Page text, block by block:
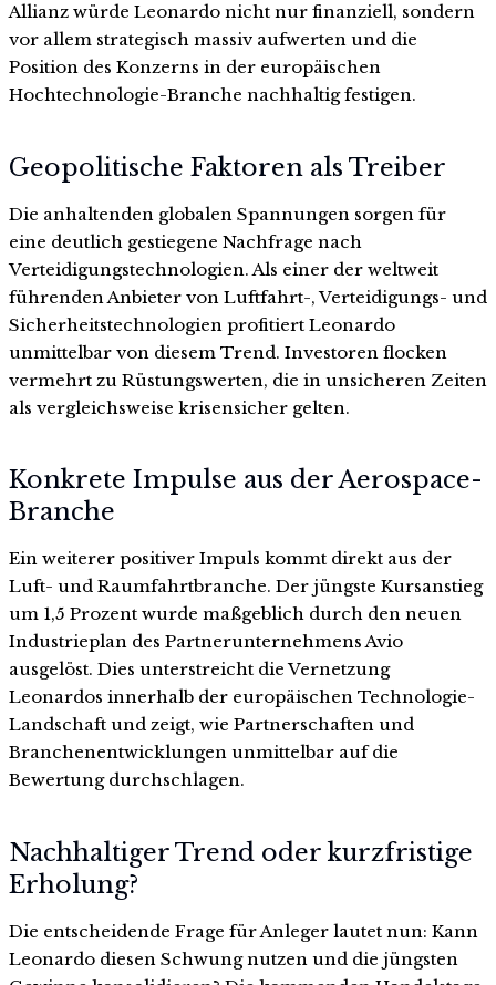
Allianz würde Leonardo nicht nur finanziell, sondern
vor allem strategisch massiv aufwerten und die
Position des Konzerns in der europäischen
Hochtechnologie-Branche nachhaltig festigen.
Geopolitische Faktoren als Treiber
Die anhaltenden globalen Spannungen sorgen für
eine deutlich gestiegene Nachfrage nach
Verteidigungstechnologien. Als einer der weltweit
führenden Anbieter von Luftfahrt-, Verteidigungs- und
Sicherheitstechnologien profitiert Leonardo
unmittelbar von diesem Trend. Investoren flocken
vermehrt zu Rüstungswerten, die in unsicheren Zeiten
als vergleichsweise krisensicher gelten.
Konkrete Impulse aus der Aerospace-
Branche
Ein weiterer positiver Impuls kommt direkt aus der
Luft- und Raumfahrtbranche. Der jüngste Kursanstieg
um 1,5 Prozent wurde maßgeblich durch den neuen
Industrieplan des Partnerunternehmens Avio
ausgelöst. Dies unterstreicht die Vernetzung
Leonardos innerhalb der europäischen Technologie-
Landschaft und zeigt, wie Partnerschaften und
Branchenentwicklungen unmittelbar auf die
Bewertung durchschlagen.
Nachhaltiger Trend oder kurzfristige
Erholung?
Die entscheidende Frage für Anleger lautet nun: Kann
Leonardo diesen Schwung nutzen und die jüngsten